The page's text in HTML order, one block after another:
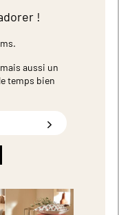
!
aussi un
temps bien